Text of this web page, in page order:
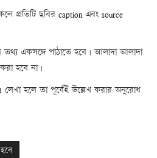
প্রতিটি ছবির caption এবং source
একসঙ্গে পাঠাতে হবে। আলাদা আলাদা
হবে না।
লেখা হলে তা পূর্বেই উল্লেখ করার অনুরোধ